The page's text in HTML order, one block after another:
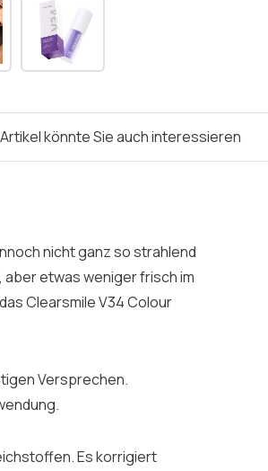
könnte Sie auch interessieren
nicht ganz so strahlend
etwas weniger frisch im
Clearsmile V34 Colour
Versprechen.
Es korrigiert